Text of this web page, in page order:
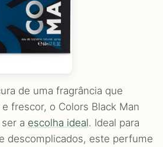
de uma fragrância que
frescor, o Colors Black Man
a escolha ideal. Ideal para
descomplicados, este perfume